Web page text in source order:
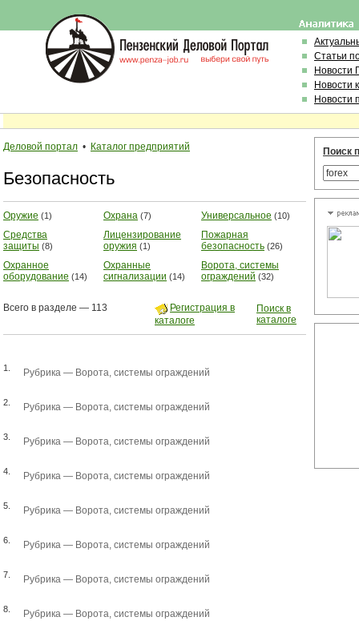
Статьи
Новости
Новости
Новости
Деловой портал • Каталог предприятий
Безопасность
Оружие (1) Охрана (7) Универсальное (10)
Средства
защиты (8)
Лицензирование
оружия (1)
Пожарная
безопасность (26)
Охранное
оборудование (14)
Охранные
сигнализации (14)
Ворота, системы
ограждений (32)
Всего в разделе — 113
Регистрация в
каталоге
Поиск в
каталоге
1. Рубрика — Ворота, системы ограждений
2. Рубрика — Ворота, системы ограждений
3. Рубрика — Ворота, системы ограждений
4. Рубрика — Ворота, системы ограждений
5. Рубрика — Ворота, системы ограждений
6. Рубрика — Ворота, системы ограждений
7. Рубрика — Ворота, системы ограждений
8. Рубрика — Ворота, системы ограждений
Поиск